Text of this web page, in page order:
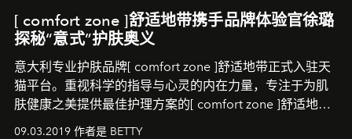
[ comfort zone ]舒适地带携手品牌体验官徐璐
探秘“意式”护肤奥义
意大利专业护肤品牌[ comfort zone ]舒适地带正式入驻天
猫平台。重视科学的指导与心灵的内在力量，专注于为肌
肤健康之美提供最佳护理方案的[ comfort zone ]舒适地
带，将为中国消费者带来一场呵护心灵与肌肤的全新体
09.03.2019 作者是 BETTY